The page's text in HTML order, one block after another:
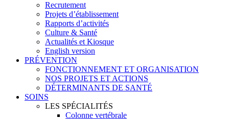
Recrutement
Projets d’établissement
Rapports d’activités
Culture & Santé
Actualités et Kiosque
English version
PRÉVENTION
FONCTIONNEMENT ET ORGANISATION
NOS PROJETS ET ACTIONS
DÉTERMINANTS DE SANTÉ
SOINS
LES SPÉCIALITÉS
Colonne vertébrale